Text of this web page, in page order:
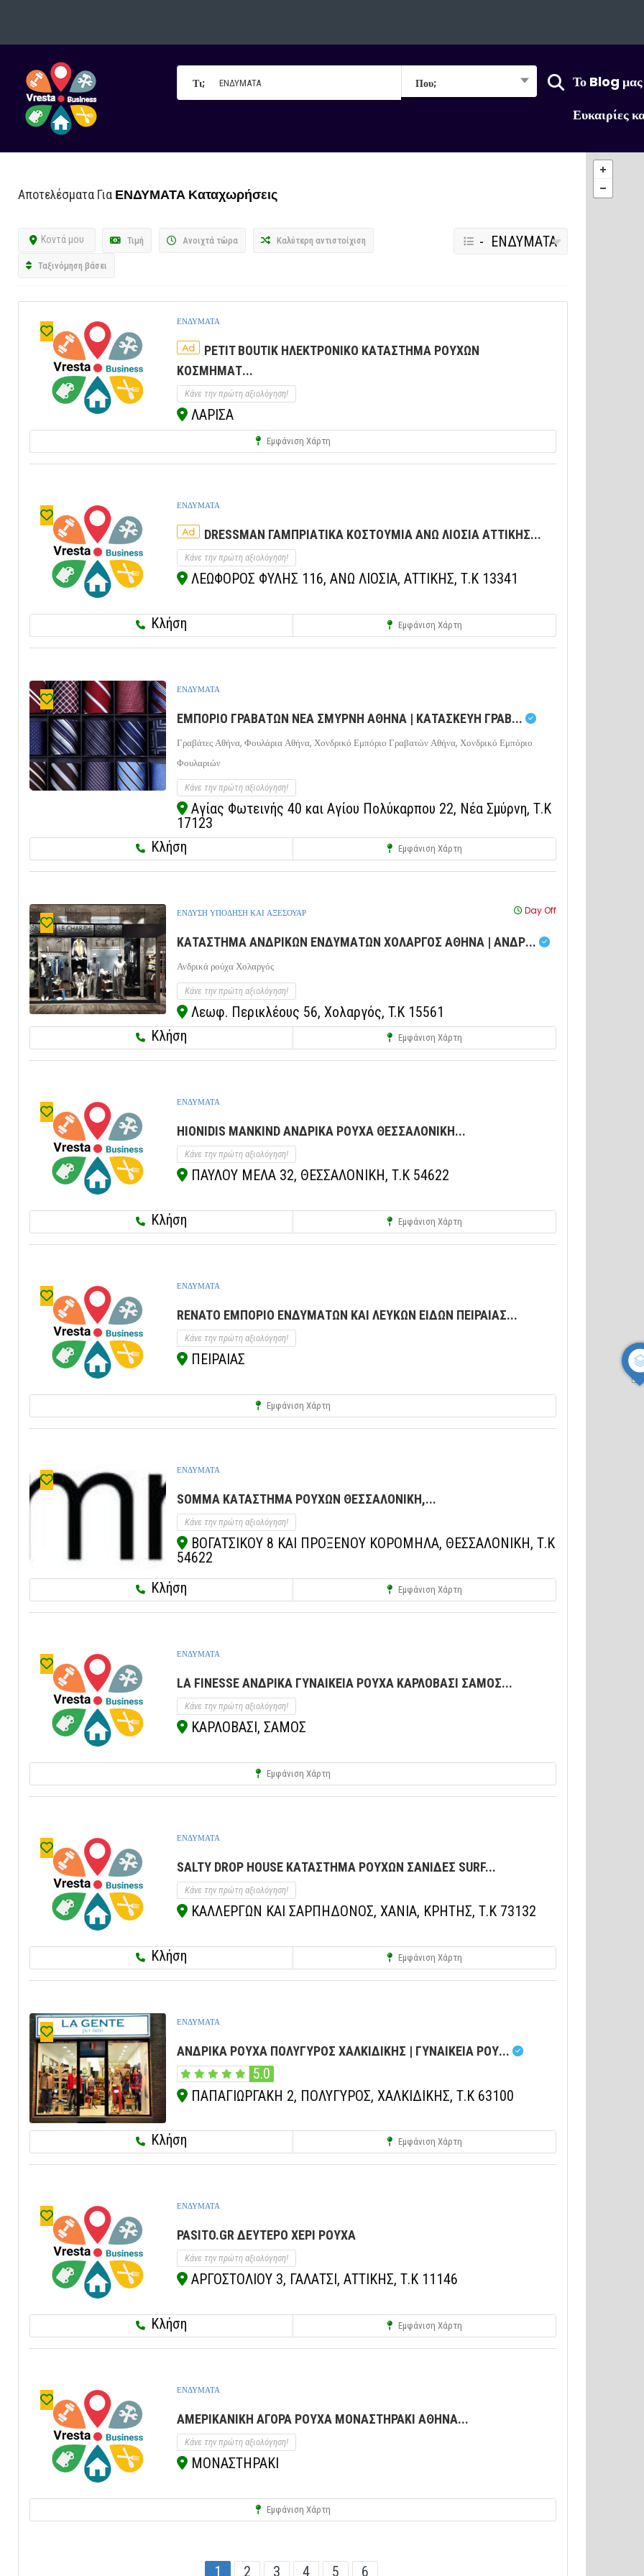
Τι; Που;
Το Blog μας
Ευκαιρίες
Αποτελέσματα Για ΕΝΔΥΜΑΤΑ Καταχωρήσεις
Τιμή Ανοιχτά τώρα
Κοντά μου Καλύτερη αντιστοίχιση
Ταξινόμηση βάσει
- ΕΝΔΥΜΑΤΑ
ΕΝΔΥΜΑΤΑ
Ad
PETIT BOUTIK ΗΛΕΚΤΡΟΝΙΚΟ ΚΑΤΑΣΤΗΜΑ ΡΟΥΧΩΝ
ΚΟΣΜΗΜΑΤ...
Κάνε την πρώτη αξιολόγηση!
ΛΑΡΙΣΑ
Εμφάνιση Χάρτη
ΕΝΔΥΜΑΤΑ
Ad DRESSMAN ΓΑΜΠΡΙΑΤΙΚΑ ΚΟΣΤΟΥΜΙΑ ΑΝΩ ΛΙΟΣΙΑ ΑΤΤΙΚΗΣ...
Κάνε την πρώτη αξιολόγηση!
ΛΕΩΦΟΡΟΣ ΦΥΛΗΣ 116, ΑΝΩ ΛΙΟΣΙΑ, ΑΤΤΙΚΗΣ, Τ.Κ 13341
Κλήση Εμφάνιση Χάρτη
ΕΝΔΥΜΑΤΑ
ΕΜΠΟΡΙΟ ΓΡΑΒΑΤΩΝ ΝΕΑ ΣΜΥΡΝΗ ΑΘΗΝΑ | ΚΑΤΑΣΚΕΥΗ ΓΡΑΒ...
Γραβάτες Αθήνα, Φουλάρια Αθήνα, Χονδρικό Εμπόριο Γραβατών Αθήνα, Χονδρικό Εμπόριο
Φουλαριών
Κάνε την πρώτη αξιολόγηση!
Αγίας Φωτεινής 40 και Αγίου Πολύκαρπου 22, Νέα Σμύρνη, Τ.Κ
17123
Κλήση
Εμφάνιση Χάρτη
ΕΝΔΥΣΗ ΥΠΟΔΗΣΗ ΚΑΙ ΑΞΕΣΟΥΑΡ Day Off
ΚΑΤΑΣΤΗΜΑ ΑΝΔΡΙΚΩΝ ΕΝΔΥΜΑΤΩΝ ΧΟΛΑΡΓΟΣ ΑΘΗΝΑ | ΑΝΔΡ...
Ανδρικά ρούχα Χολαργός
Κάνε την πρώτη αξιολόγηση!
Λεωφ. Περικλέους 56, Χολαργός, T.K 15561
Κλήση
Εμφάνιση Χάρτη
ΕΝΔΥΜΑΤΑ
HIONIDIS MANKIND ΑΝΔΡΙΚΑ ΡΟΥΧΑ ΘΕΣΣΑΛΟΝΙΚΗ...
Κάνε την πρώτη αξιολόγηση!
ΠΑΥΛΟΥ ΜΕΛΑ 32, ΘΕΣΣΑΛΟΝΙΚΗ, Τ.Κ 54622
Κλήση Εμφάνιση Χάρτη
ΕΝΔΥΜΑΤΑ
RENATO ΕΜΠΟΡΙΟ ΕΝΔΥΜΑΤΩΝ ΚΑΙ ΛΕΥΚΩΝ ΕΙΔΩΝ ΠΕΙΡΑΙΑΣ...
Κάνε την πρώτη αξιολόγηση!
ΠΕΙΡΑΙΑΣ
Εμφάνιση Χάρτη
ΕΝΔΥΜΑΤΑ
SOMMA ΚΑΤΑΣΤΗΜΑ ΡΟΥΧΩΝ ΘΕΣΣΑΛΟΝΙΚΗ,...
Κάνε την πρώτη αξιολόγηση!
ΒΟΓΑΤΣΙΚΟΥ 8 ΚΑΙ ΠΡΟΞΕΝΟΥ ΚΟΡΟΜΗΛΑ, ΘΕΣΣΑΛΟΝΙΚΗ, Τ.Κ
54622
Κλήση
Εμφάνιση Χάρτη
ΕΝΔΥΜΑΤΑ
LA FINESSE ΑΝΔΡΙΚΑ ΓΥΝΑΙΚΕΙΑ ΡΟΥΧΑ ΚΑΡΛΟΒΑΣΙ ΣΑΜΟΣ...
Κάνε την πρώτη αξιολόγηση!
ΚΑΡΛΟΒΑΣΙ, ΣΑΜΟΣ
Εμφάνιση Χάρτη
ΕΝΔΥΜΑΤΑ
SALTY DROP HOUSE ΚΑΤΑΣΤΗΜΑ ΡΟΥΧΩΝ ΣΑΝΙΔΕΣ SURF...
Κάνε την πρώτη αξιολόγηση!
ΚΑΛΛΕΡΓΩΝ ΚΑΙ ΣΑΡΠΗΔΟΝΟΣ, ΧΑΝΙΑ, ΚΡΗΤΗΣ, Τ.Κ 73132
Κλήση Εμφάνιση Χάρτη
ΕΝΔΥΜΑΤΑ
ΑΝΔΡΙΚΑ ΡΟΥΧΑ ΠΟΛΥΓΥΡΟΣ ΧΑΛΚΙΔΙΚΗΣ | ΓΥΝΑΙΚΕΙΑ ΡΟΥ...
5.0
ΠΑΠΑΓIΩΡΓΑΚΗ 2, ΠΟΛΥΓΥΡΟΣ, ΧΑΛΚΙΔΙΚΗΣ, Τ.Κ 63100
Κλήση Εμφάνιση Χάρτη
ΕΝΔΥΜΑΤΑ
PASITO.GR ΔΕΥΤΕΡΟ ΧΕΡΙ ΡΟΥΧΑ
Κάνε την πρώτη αξιολόγηση!
ΑΡΓΟΣΤΟΛΙΟΥ 3, ΓΑΛΑΤΣΙ, ΑΤΤΙΚΗΣ, Τ.Κ 11146
Κλήση Εμφάνιση Χάρτη
ΕΝΔΥΜΑΤΑ
ΑΜΕΡΙΚΑΝΙΚΗ ΑΓΟΡΑ ΡΟΥΧΑ ΜΟΝΑΣΤΗΡΑΚΙ ΑΘΗΝΑ...
Κάνε την πρώτη αξιολόγηση!
ΜΟΝΑΣΤΗΡΑΚΙ
Εμφάνιση Χάρτη
1 2 3 4 5 6